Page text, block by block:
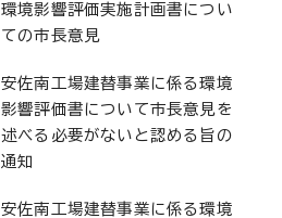
環境影響評価実施計画書につい
ての市長意見
安佐南工場建替事業に係る環境
影響評価書について市長意見を
述べる必要がないと認める旨の
通知
安佐南工場建替事業に係る環境